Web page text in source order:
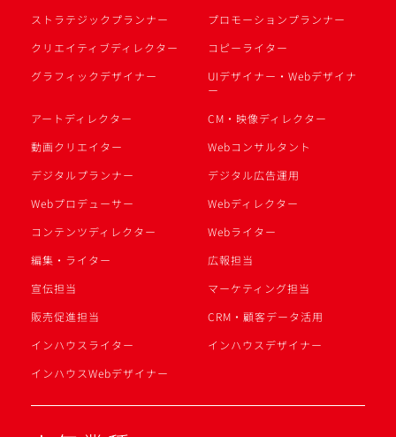
ストラテジックプランナー
プロモーションプランナー
クリエイティブディレクター
コピーライター
グラフィックデザイナー
UIデザイナー・Webデザイナ
ー
アートディレクター
CM・映像ディレクター
動画クリエイター
Webコンサルタント
デジタルプランナー
デジタル広告運用
Webプロデューサー
Webディレクター
コンテンツディレクター
Webライター
編集・ライター
広報担当
宣伝担当
マーケティング担当
販売促進担当
CRM・顧客データ活用
インハウスライター
インハウスデザイナー
インハウスWebデザイナー